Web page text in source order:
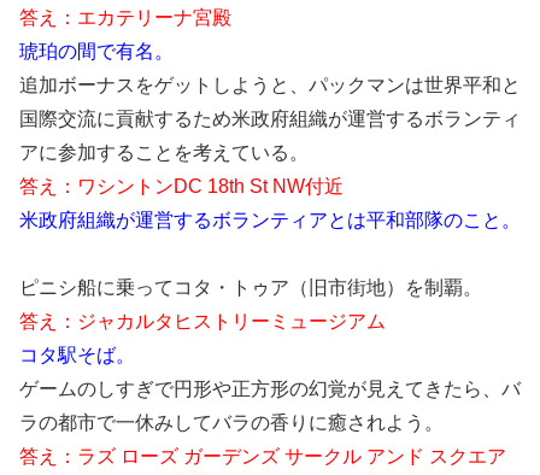
答え：エカテリーナ宮殿
琥珀の間で有名。
追加ボーナスをゲットしようと、パックマンは世界平和と
国際交流に貢献するため米政府組織が運営するボランティ
アに参加することを考えている。
答え：ワシントンDC 18th St NW付近
米政府組織が運営するボランティアとは平和部隊のこと。
ピニシ船に乗ってコタ・トゥア（旧市街地）を制覇。
答え：ジャカルタヒストリーミュージアム
コタ駅そば。
ゲームのしすぎで円形や正方形の幻覚が見えてきたら、バ
ラの都市で一休みしてバラの香りに癒されよう。
答え：ラズ ローズ ガーデンズ サークル アンド スクエア